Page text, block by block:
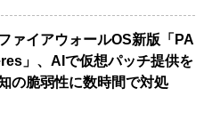
ァイアウォールOS新版「PA
」、AIで仮想パッチ提供を
の脆弱性に数時間で対処